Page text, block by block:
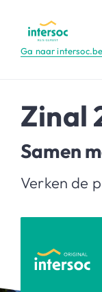
Ga naar intersoc.be
Zinal
Samen
Verken de